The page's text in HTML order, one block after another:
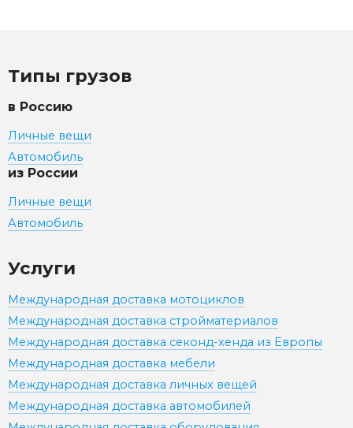
Типы грузов
в Россию
Личные вещи
Автомобиль
из России
Личные вещи
Автомобиль
Услуги
Международная доставка мотоциклов
Международная доставка стройматериалов
Международная доставка секонд-хенда из Европы
Международная доставка мебели
Международная доставка личных вещей
Международная доставка автомобилей